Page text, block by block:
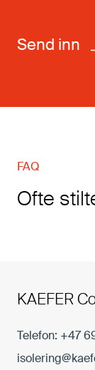
FAQ
Ofte
KAEFER
Telefon: +47